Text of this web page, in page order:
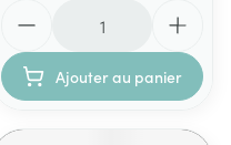
Ajouter au panier